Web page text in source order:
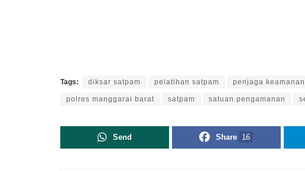
Tags: diksar satpam pelatihan satpam penjaga keamanan
polres manggarai barat satpam satuan pengamanan
Send Share 16